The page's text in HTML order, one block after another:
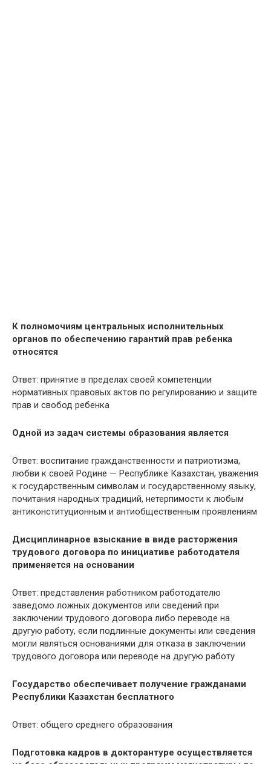
К полномочиям центральных исполнительных
органов по обеспечению гарантий прав ребенка
относятся
Ответ: принятие в пределах своей компетенции
нормативных правовых актов по регулированию и защите
прав и свобод ребенка
Одной из задач системы образования является
Ответ: воспитание гражданственности и патриотизма,
любви к своей Родине — Республике Казахстан, уважения
к государственным символам и государственному языку,
почитания народных традиций, нетерпимости к любым
антиконституционным и антиобщественным проявлениям
Дисциплинарное взыскание в виде расторжения
трудового договора по инициативе работодателя
применяется на основании
Ответ: представления работником работодателю
заведомо ложных документов или сведений при
заключении трудового договора либо переводе на
другую работу, если подлинные документы или сведения
могли являться основаниями для отказа в заключении
трудового договора или переводе на другую работу
Государство обеспечивает получение гражданами
Республики Казахстан бесплатного
Ответ: общего среднего образования
Подготовка кадров в докторантуре осуществляется